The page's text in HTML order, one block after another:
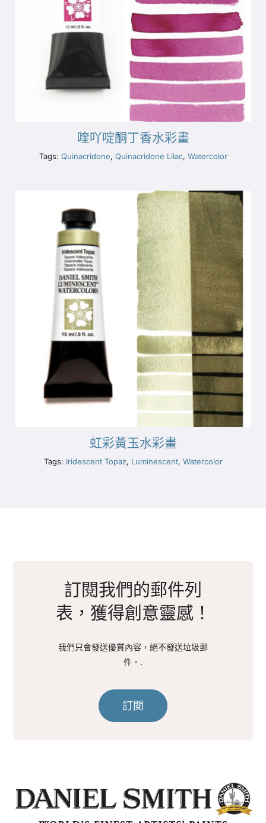
喹吖啶酮丁香水彩畫
Tags: Quinacridone, Quinacridone Lilac, Watercolor
虹彩黃玉水彩畫
Tags: Iridescent Topaz, Luminescent, Watercolor
訂閱我們的郵件列
表，獲得創意靈感！
我們只會發送優質內容，絕不發送垃圾郵
件。.
訂閱